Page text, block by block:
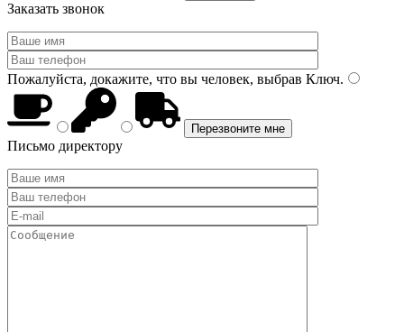
Заказать звонок
Пожалуйста, докажите, что вы человек, выбрав Ключ.
Письмо директору